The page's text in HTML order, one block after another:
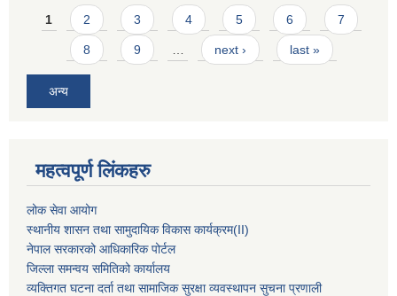
Pages
1 2 3 4 5 6 7
8 9 … next › last »
अन्य
महत्वपूर्ण लिंकहरु
लोक सेवा आयोग
स्थानीय शासन तथा सामुदायिक विकास कार्यक्रम(II)
नेपाल सरकारको आधिकारिक पोर्टल
जिल्ला समन्वय समितिको कार्यालय
व्यक्तिगत घटना दर्ता तथा सामाजिक सुरक्षा व्यवस्थापन सुचना प्रणाली